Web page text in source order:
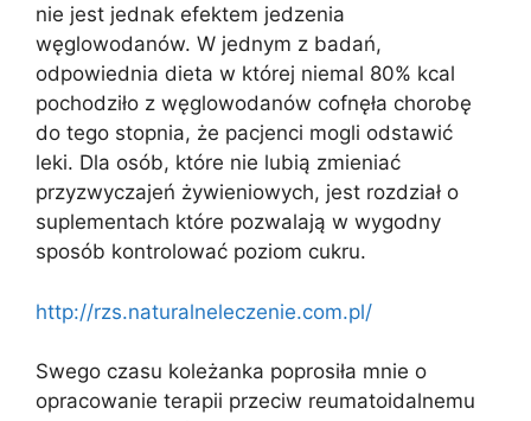
nie jest jednak efektem jedzenia
węglowodanów. W jednym z badań,
odpowiednia dieta w której niemal 80% kcal
pochodziło z węglowodanów cofnęła chorobę
do tego stopnia, że pacjenci mogli odstawić
leki. Dla osób, które nie lubią zmieniać
przyzwyczajeń żywieniowych, jest rozdział o
suplementach które pozwalają w wygodny
sposób kontrolować poziom cukru.
http://rzs.naturalneleczenie.com.pl/
Swego czasu koleżanka poprosiła mnie o
opracowanie terapii przeciw reumatoidalnemu